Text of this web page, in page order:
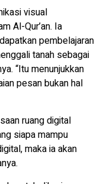
visual
Al-Qur’an. Ia
pembelajaran
tanah sebagai
“Itu menunjukkan
pesan bukan hal
ruang digital
siapa mampu
maka ia akan